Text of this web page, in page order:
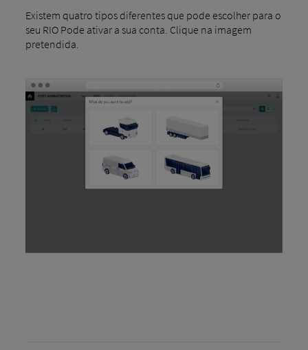
Existem quatro tipos diferentes que pode escolher para o
seu RIO Pode ativar a sua conta. Clique na imagem
pretendida.